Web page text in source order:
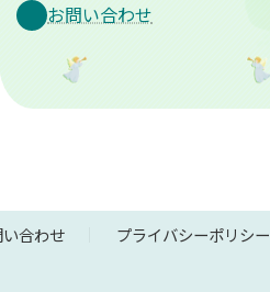
お問い合わせ
い合わせ プライバシーポリシー